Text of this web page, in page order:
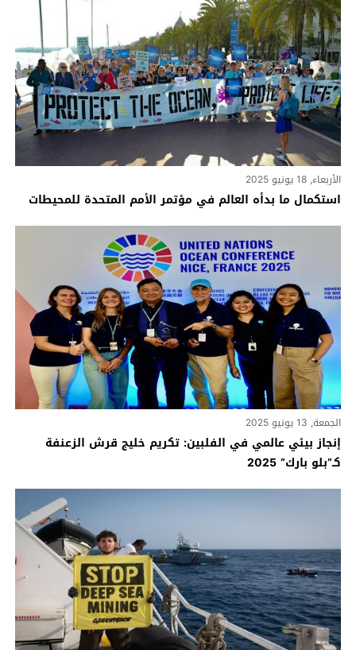
الأربعاء, 18 يونيو 2025
استكمال ما بدأه العالم في مؤتمر الأمم المتحدة للمحيطات
الجمعة, 13 يونيو 2025
إنجاز بيئي عالمي في الفلبين: تكريم خليج قرش الزعنفة
كـ”بلو بارك” 2025